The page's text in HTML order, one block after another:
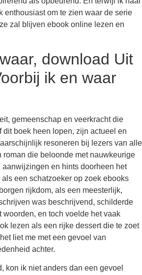
enthousiast om te zien waar de serie
zal blijven ebook online lezen en
download Uit
ik en waar
gemeenschap en veerkracht die
boek heen lopen, zijn actueel en
resoneren bij lezers van alle
roman die beloonde met nauwkeurige
en hints doorheen het
een schatzoeker op zoek ebooks
rijkdom, als een meesterlijk,
was beschrijvend, schilderde
woorden, en toch voelde het vaak
lezen als een rijke dessert die te zoet
liet me met een gevoel van
achter.
kon ik niet anders dan een gevoel